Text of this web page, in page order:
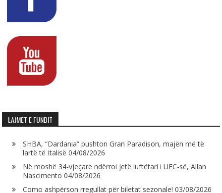
LAJMET E FUNDIT
SHBA, “Dardania” pushton Gran Paradison, majën më të
lartë të Italisë 04/08/2026
Në moshë 34-vjeçare ndërroi jetë luftëtari i UFC-së, Allan
Nascimento 04/08/2026
Como ashpërson rregullat për biletat sezonale! 03/08/2026